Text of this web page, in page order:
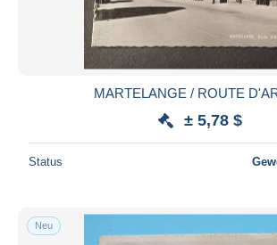
MARTELANGE / ROUTE
± 5,78 $
Status
Neu